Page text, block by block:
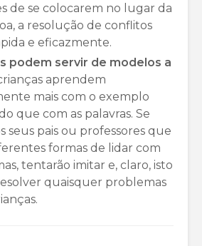
de se colocarem no lugar da
a resolução de conflitos
e eficazmente.
podem servir de modelos a
aprendem
mais com o exemplo
que com as palavras. Se
seus pais ou professores que
formas de lidar com
tentarão imitar e, claro, isto
quaisquer problemas